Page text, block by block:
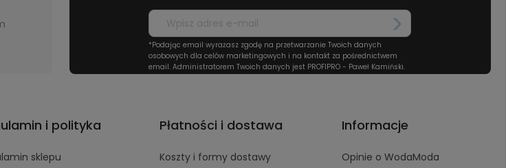
*Podając email wyrażasz zgodę na przetwarzanie Twoich danych
osobowych dla celów marketingowych i na kontakt za pośrednictwem
email. Administratorem Twoich danych jest PROFIPRO - Paweł Kamiński.
i polityka
sklepu
Płatności i dostawa
Koszty i formy dostawy
Informacje
Opinie o WodaModa